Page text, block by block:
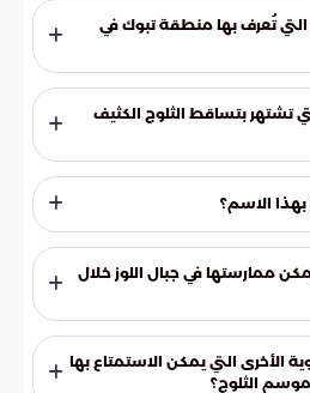
تُعرف بها منطقة تبوك في
تشتهر بتساقط الثلوج الكثيف
بهذا الاسم؟
ممارستها في جبال اللوز خلال
الأخرى التي يمكن الاستمتاع بها
الثلوج؟